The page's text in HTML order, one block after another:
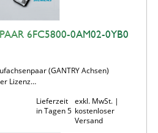
6FC5800-0AM02-0YB0
(GANTRY Achsen)
Lizenz…
Lieferzeit
in Tagen 5
exkl. MwSt. |
kostenloser
Versand